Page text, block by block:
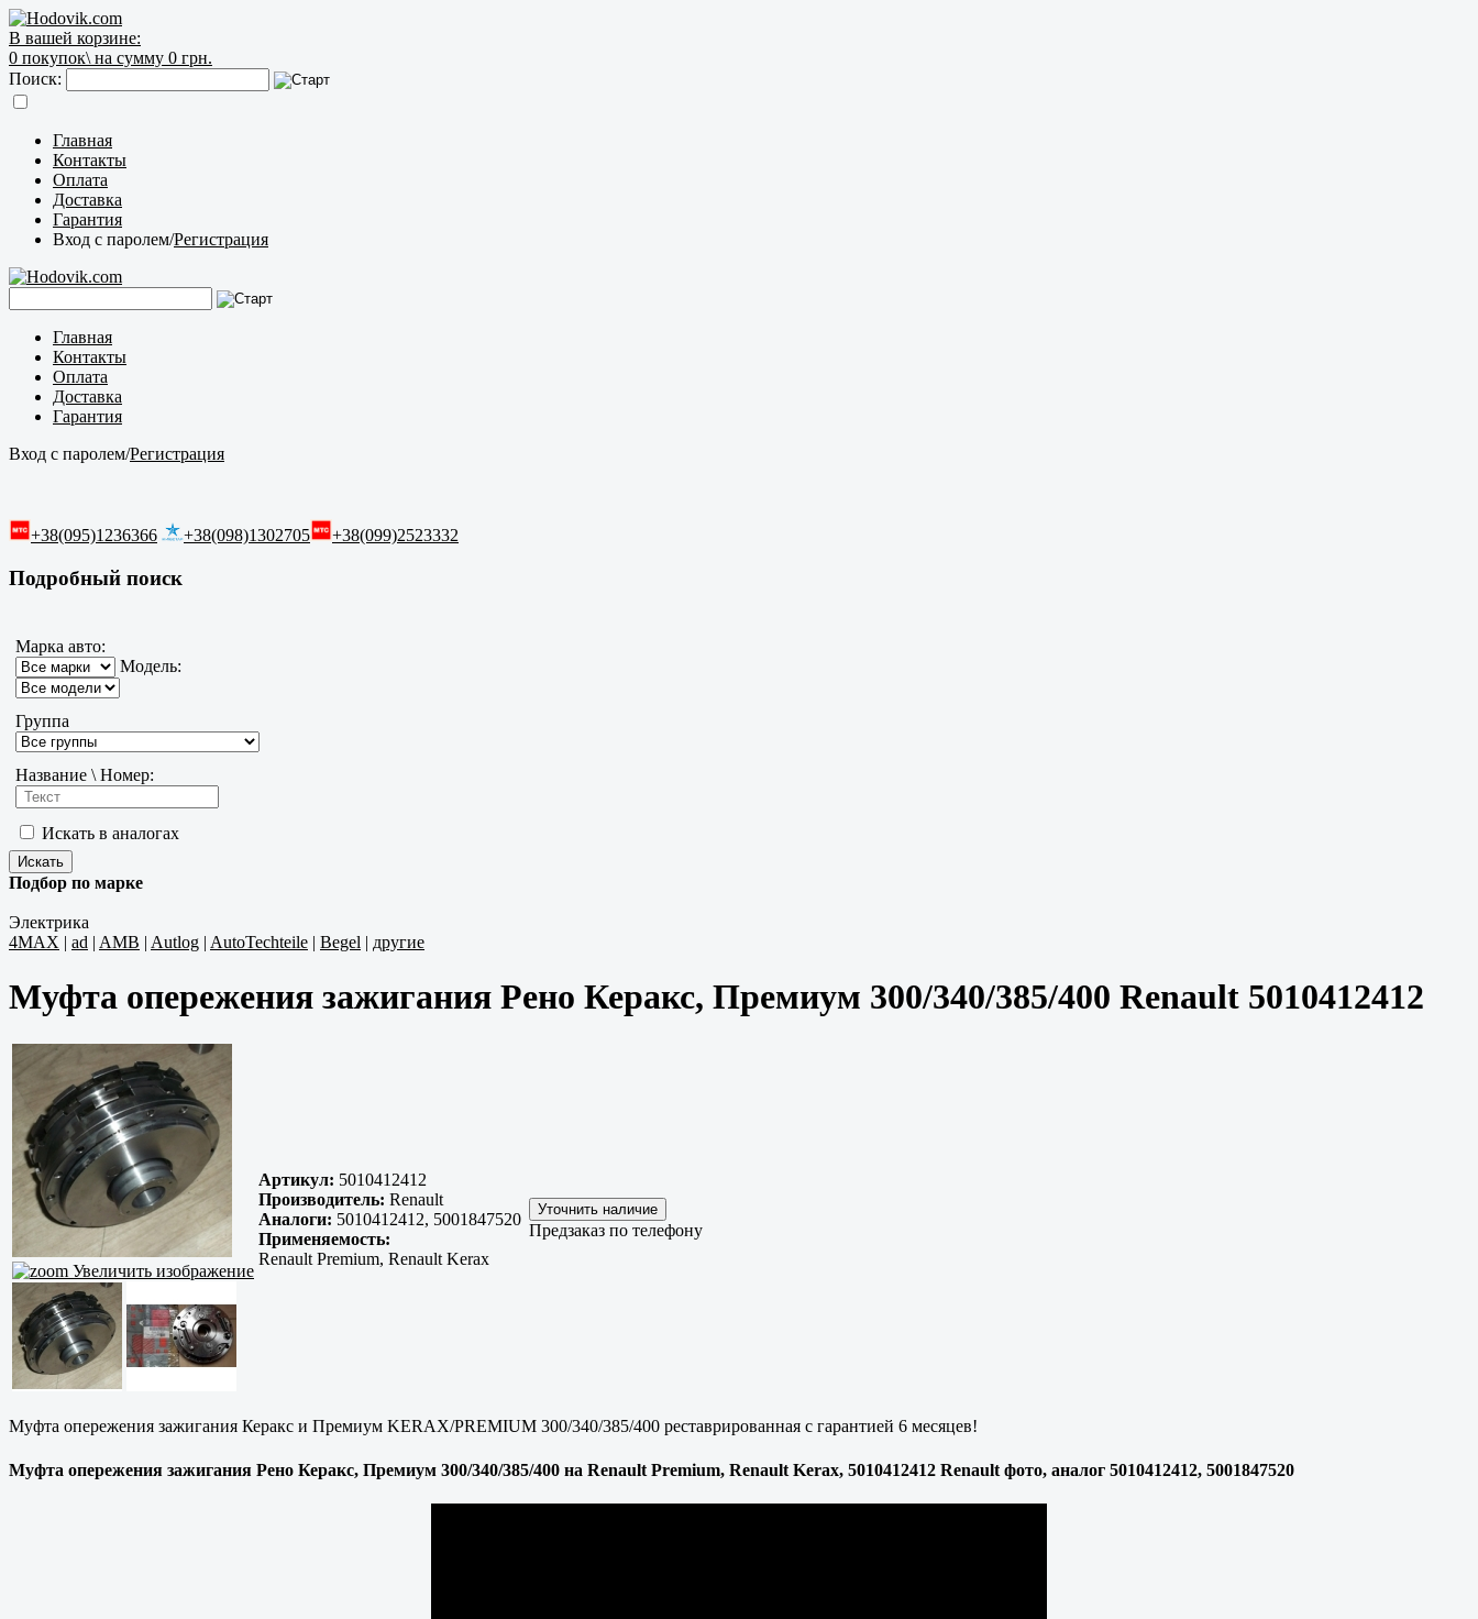
В вашей корзине:
0 покупок\ на сумму 0 грн.
Поиск:
Главная
Контакты
Оплата
Доставка
Гарантия
Вход с паролем/Регистрация
Главная
Контакты
Оплата
Доставка
Гарантия
Вход с паролем/Регистрация
+38(095)1236366 +38(098)1302705 +38(099)2523332
Подробный поиск
Марка авто:
Модель:
Группа
Название \ Номер:
Искать в аналогах
Подбор по марке
Электрика
4MAX | ad | AMB | Autlog | AutoTechteile | Begel | другие
Муфта опережения зажигания Рено Керакс, Премиум 300/340/385/400 Renault 5010412412
Увеличить изображение
Артикул: 5010412412
Производитель: Renault
Аналоги: 5010412412, 5001847520
Применяемость:
Renault Premium, Renault Kerax
Предзаказ по телефону
Муфта опережения зажигания Керакс и Премиум KERAX/PREMIUM 300/340/385/400 реставрированная с гарантией 6 месяцев!
Муфта опережения зажигания Рено Керакс, Премиум 300/340/385/400 на Renault Premium, Renault Kerax, 5010412412 Renault фото, аналог 5010412412, 5001847520